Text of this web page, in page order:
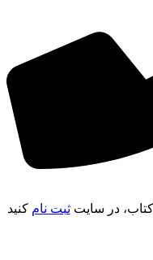
در سایتثبت نام کنید